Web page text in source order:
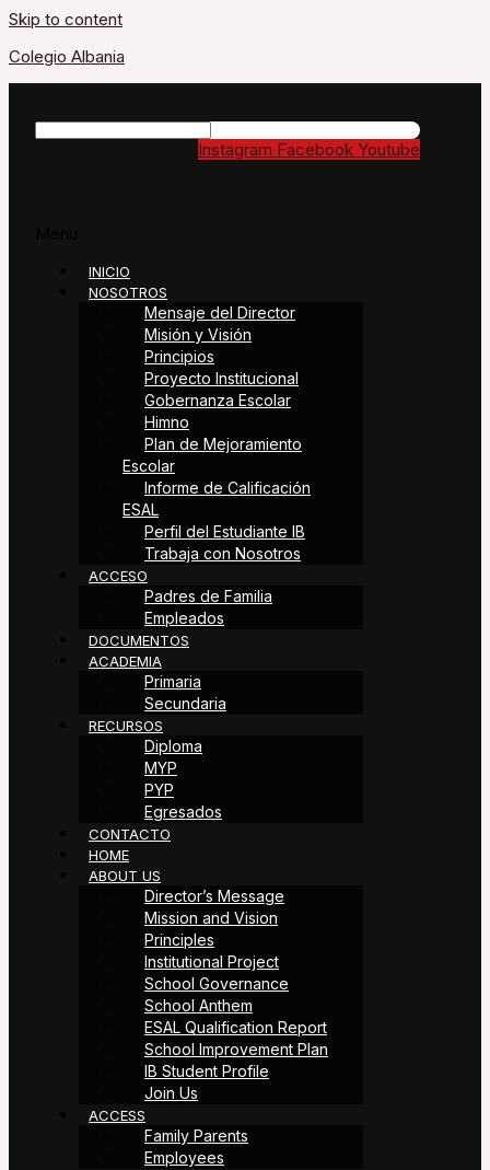
Skip to content
Colegio Albania
Instagram Facebook Youtube
INICIO
NOSOTROS
Mensaje del Director
Misión y Visión
Principios
Proyecto Institucional
Gobernanza Escolar
Himno
Plan de Mejoramiento
Escolar
Informe de Calificación
ESAL
Perfil del Estudiante IB
Trabaja con Nosotros
ACCESO
Padres de Familia
Empleados
DOCUMENTOS
ACADEMIA
Primaria
Secundaria
RECURSOS
Diploma
MYP
PYP
Egresados
CONTACTO
HOME
ABOUT US
Director’s Message
Mission and Vision
Principles
Institutional Project
School Governance
School Anthem
ESAL Qualification Report
School Improvement Plan
IB Student Profile
Join Us
ACCESS
Family Parents
Employees